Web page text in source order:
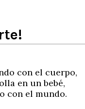
con el cuerpo,
en un bebé,
con el mundo.